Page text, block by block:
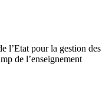
l’Etat pour la gestion des
de l’enseignement